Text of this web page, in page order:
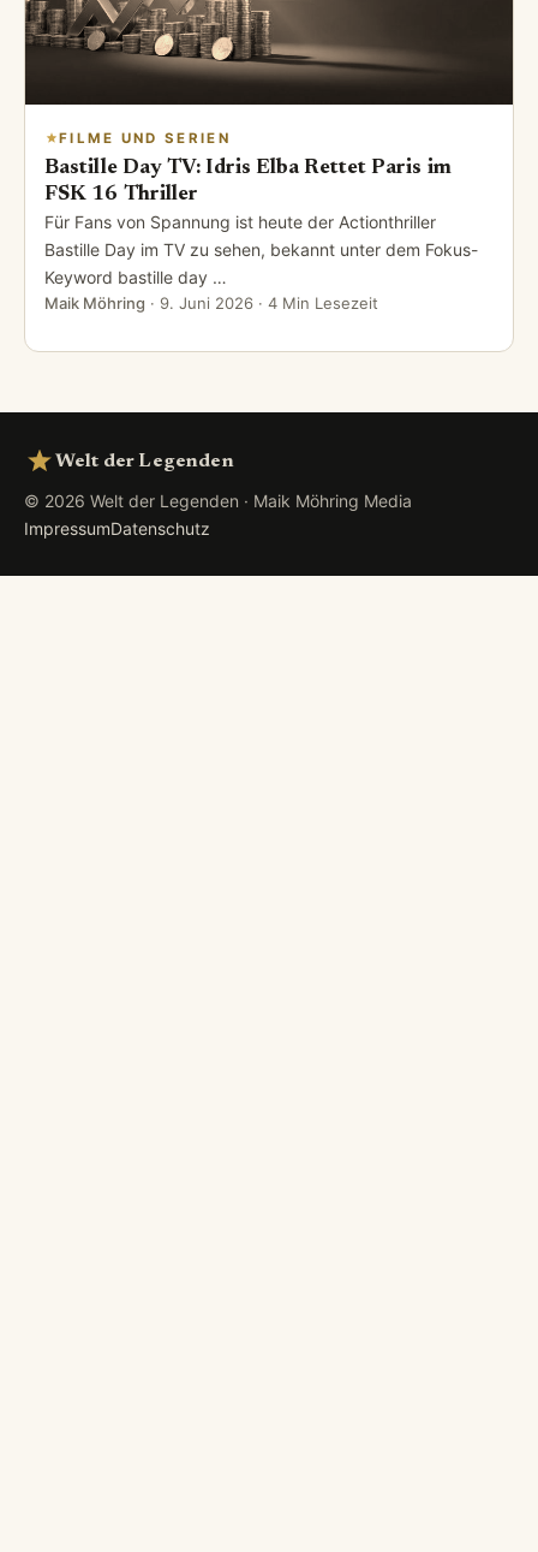
FILME UND SERIEN
Bastille Day TV: Idris Elba Rettet Paris im
FSK 16 Thriller
Für Fans von Spannung ist heute der Actionthriller
Bastille Day im TV zu sehen, bekannt unter dem Fokus-
Keyword bastille day …
Maik Möhring · 9. Juni 2026 · 4 Min Lesezeit
Welt der Legenden
© 2026 Welt der Legenden · Maik Möhring Media
ImpressumDatenschutz